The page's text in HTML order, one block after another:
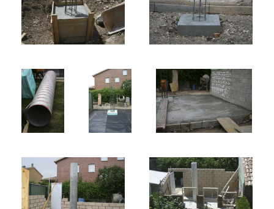
Preguntas?
Contacta